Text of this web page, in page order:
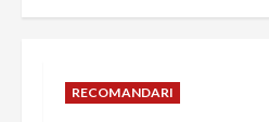
RECOMANDARI